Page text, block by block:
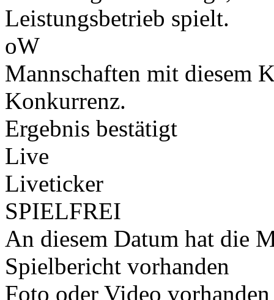
Leistungsbetrieb spielt.
oW
Mannschaften mit diesem
Konkurrenz.
Ergebnis bestätigt
Live
Liveticker
SPIELFREI
An diesem Datum hat die
Spielbericht vorhanden
Foto oder Video vorhanden